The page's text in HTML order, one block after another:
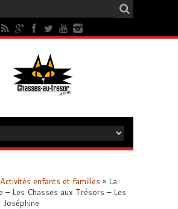
Activités enfants et familles » La
– Les Chasses aux Trésors – Les